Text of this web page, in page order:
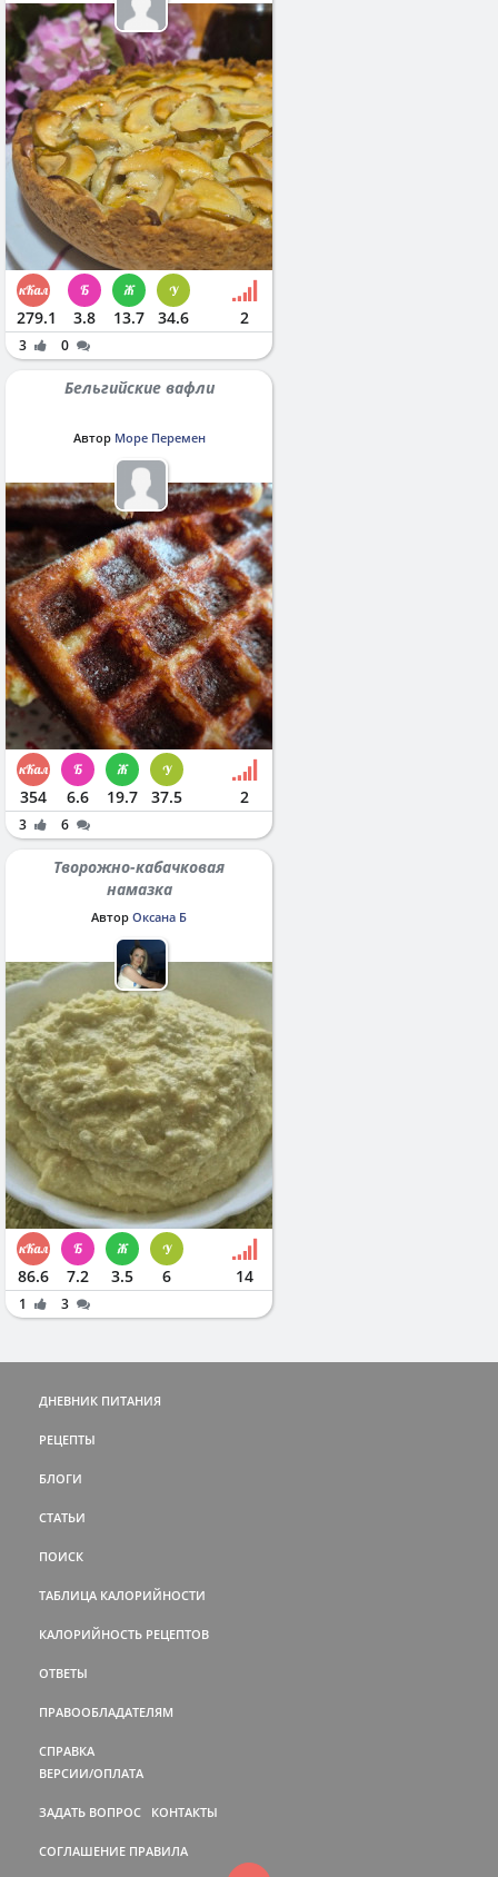
279.1 3.8 13.7 34.6 2
3 0
Бельгийские вафли
Автор Море Перемен
354 6.6 19.7 37.5 2
3 6
Творожно-кабачковая
намазка
Автор Оксана Б
86.6 7.2 3.5 6 14
1 3
ДНЕВНИК ПИТАНИЯ
РЕЦЕПТЫ
БЛОГИ
СТАТЬИ
ПОИСК
ТАБЛИЦА КАЛОРИЙНОСТИ
КАЛОРИЙНОСТЬ РЕЦЕПТОВ
ОТВЕТЫ
ПРАВООБЛАДАТЕЛЯМ
СПРАВКА
ВЕРСИИ/ОПЛАТА
ЗАДАТЬ ВОПРОС КОНТАКТЫ
СОГЛАШЕНИЕ ПРАВИЛА